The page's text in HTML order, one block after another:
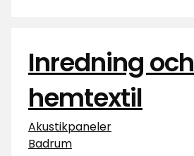
Inredning och
hemtextil
Akustikpaneler
Badrum